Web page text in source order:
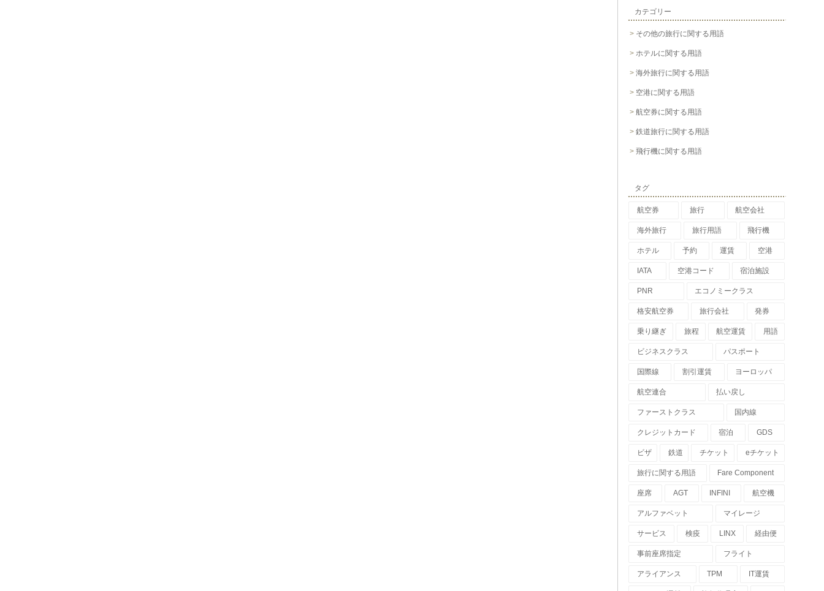
カテゴリー
その他の旅行に関する用語
ホテルに関する用語
海外旅行に関する用語
空港に関する用語
航空券に関する用語
鉄道旅行に関する用語
飛行機に関する用語
タグ
航空券 旅行 航空会社
海外旅行 旅行用語 飛行機
ホテル 予約 運賃 空港
IATA 空港コード 宿泊施設
PNR エコノミークラス
格安航空券 旅行会社 発券
乗り継ぎ 旅程 航空運賃 用語
ビジネスクラス パスポート
国際線 割引運賃 ヨーロッパ
航空連合 払い戻し
ファーストクラス 国内線
クレジットカード 宿泊 GDS
ビザ 鉄道 チケット eチケット
旅行に関する用語 Fare Component
座席 AGT INFINI 航空機
アルファベット マイレージ
サービス 検疫 LINX 経由便
事前座席指定 フライト
アライアンス TPM IT運賃